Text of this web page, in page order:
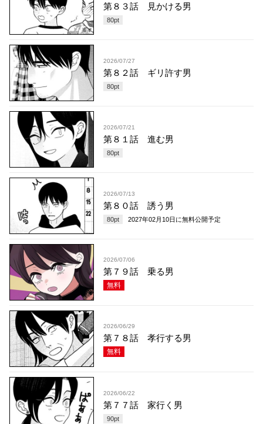
第８３話 見かける男
80pt
2026/07/27
第８２話 ギリ許す男
80pt
2026/07/21
第８１話 進む男
80pt
2026/07/13
第８０話 誘う男
80pt 2027年02月10日 に無料公開予定
2026/07/06
第７９話 乗る男
無料
2026/06/29
第７８話 孝行する男
無料
2026/06/22
第７７話 家行く男
90pt